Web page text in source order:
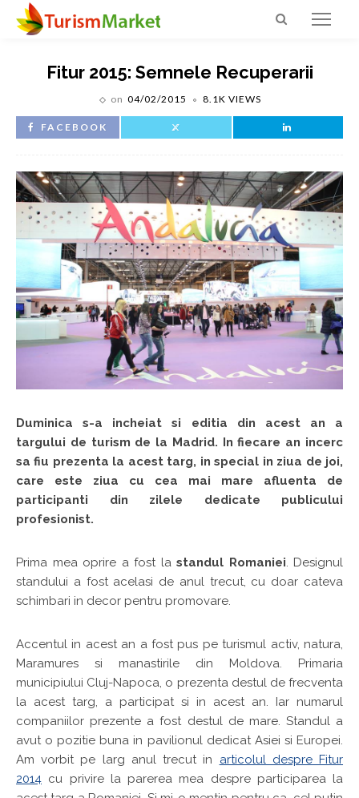
Fitur 2015: Semnele Recuperarii
on 04/02/2015 8.1K VIEWS
FACEBOOK
Duminica s-a incheiat si editia din acest an a
targului de turism de la Madrid. In fiecare an incerc
sa fiu prezenta la acest targ, in special in ziua de joi,
care este ziua cu cea mai mare afluenta de
participanti din zilele dedicate publicului
profesionist.
Prima mea oprire a fost la standul Romaniei. Designul
standului a fost acelasi de anul trecut, cu doar cateva
schimbari in decor pentru promovare.
Accentul in acest an a fost pus pe turismul activ, natura,
Maramures si manastirile din Moldova. Primaria
municipiului Cluj-Napoca, o prezenta destul de frecventa
la acest targ, a participat si in acest an. Iar numarul
companiilor prezente a fost destul de mare. Standul a
avut o pozitie buna in pavilionul dedicat Asiei si Europei.
Am vorbit pe larg anul trecut in articolul despre Fitur
2014 cu privire la parerea mea despre participarea la